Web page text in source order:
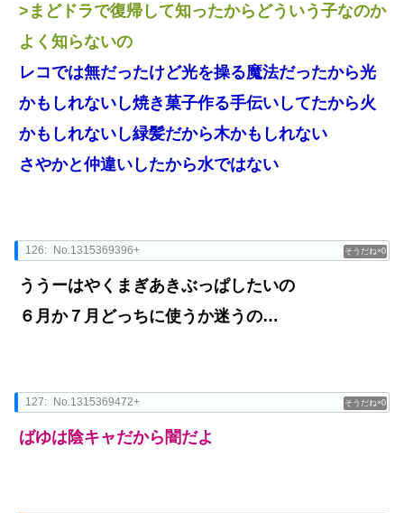
>まどドラで復帰して知ったからどういう子なのか
よく知らないの
レコでは無だったけど光を操る魔法だったから光
かもしれないし焼き菓子作る手伝いしてたから火
かもしれないし緑髪だから木かもしれない
さやかと仲違いしたから水ではない
0
126: No.1315369396+
ううーはやくまぎあきぶっぱしたいの
６月か７月どっちに使うか迷うの…
0
127: No.1315369472+
ばゆは陰キャだから闇だよ